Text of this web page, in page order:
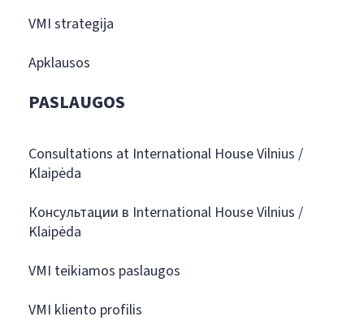
VMI strategija
Apklausos
PASLAUGOS
Consultations at International House Vilnius /
Klaipėda
Консультации в International House Vilnius /
Klaipėda
VMI teikiamos paslaugos
VMI kliento profilis